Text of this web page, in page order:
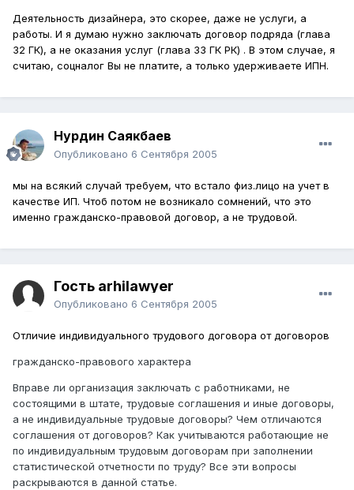
Деятельность дизайнера, это скорее, даже не услуги, а
работы. И я думаю нужно заключать договор подряда (глава
32 ГК), а не оказания услуг (глава 33 ГК РК) . В этом случае, я
считаю, соцналог Вы не платите, а только удерживаете ИПН.
Нурдин Саякбаев
Опубликовано 6 Сентября 2005
мы на всякий случай требуем, что встало физ.лицо на учет в
качестве ИП. Чтоб потом не возникало сомнений, что это
именно гражданско-правовой договор, а не трудовой.
Гость arhilawyer
Опубликовано 6 Сентября 2005
Отличие индивидуального трудового договора от договоров
гражданско-правового характера
Вправе ли организация заключать с работниками, не
состоящими в штате, трудовые соглашения и иные договоры,
а не индивидуальные трудовые договоры? Чем отличаются
соглашения от договоров? Как учитываются работающие не
по индивидуальным трудовым договорам при заполнении
статистической отчетности по труду? Все эти вопросы
раскрываются в данной статье.